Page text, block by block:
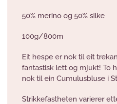
50% merino og 50% silke
100g/800m
Eit hespe er nok til eit
fantastisk lett og mjukt! To
nok til ein Cumulusbluse i
Strikkefastheten varierer